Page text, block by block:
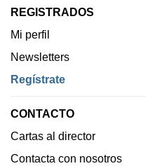
REGISTRADOS
Mi perfil
Newsletters
Regístrate
CONTACTO
Cartas al director
Contacta con nosotros